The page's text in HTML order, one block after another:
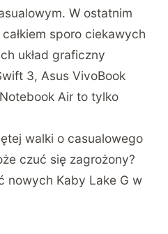
W ostatnim
sporo ciekawych
układ graficzny
3, Asus VivoBook
Air to tylko
walki o casualowego
czuć się zagrożony?
nowych Kaby Lake G w